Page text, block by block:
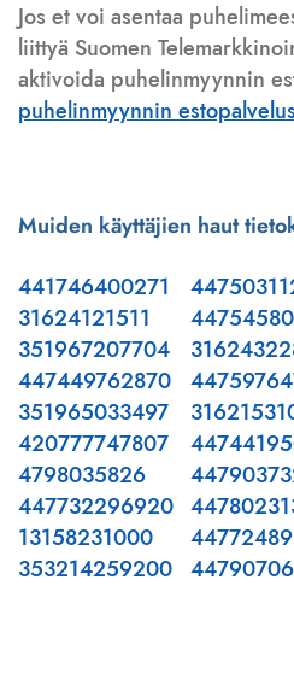
Jos et voi asentaa
liittyä Suomen
aktivoida puhelinmyynnin
puhelinmyynnin
Muiden käyttäjien haut
441746400271
31624121511
351967207704
447449762870
351965033497
420777747807
4798035826
447732296920
13158231000
353214259200